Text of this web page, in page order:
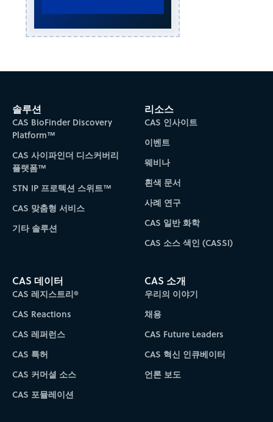
솔루션
CAS BioFinder Discovery
Platform™
CAS 사이파인더 디스커버리
플랫폼™
STN IP 프로텍션 스위트™
CAS 맞춤형 서비스
기타 솔루션
리소스
CAS 인사이트
이벤트
웨비나
흰색 문서
사례 연구
CAS 일반 화학
CAS 소스 색인 (CASSI)
CAS 데이터
CAS 레지스트리®
CAS Reactions
CAS 레퍼런스
CAS 특허
CAS 커머셜 소스
CAS 포뮬레이션
CAS 소개
우리의 이야기
채용
CAS Future Leaders
CAS 혁신 인큐베이터
언론 보도